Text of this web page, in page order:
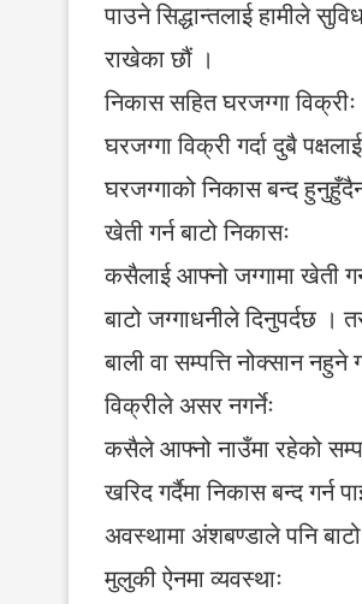
पाउने सिद्धान्तलाई हामीले
राखेका छौं ।
निकास सहित घरजग्गा विक्रीः
घरजग्गा विक्री गर्दा दुबै
घरजग्गाको निकास बन्द
खेती गर्न बाटो निकासः
कसैलाई आफ्नो जग्गामा खेती
बाटो जग्गाधनीले दिनुपर्दछ ।
बाली वा सम्पत्ति नोक्सान नहुने
विक्रीले असर नगर्नेः
कसैले आफ्नो नाउँमा रहेको
खरिद गर्दैमा निकास बन्द
अवस्थामा अंशबण्डाले पनि
मुलुकी ऐनमा व्यवस्थाः